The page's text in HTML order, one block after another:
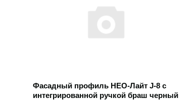
Фасадный профиль НЕО-Лайт J-8 с
интегрированной ручкой браш черный